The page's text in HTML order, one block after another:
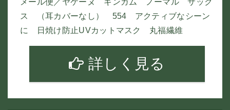
メール便／ヤケーヌ ギンガム ノーマル サック
ス （耳カバーなし） 554 アクティブなシーン
に 日焼け防止UVカットマスク 丸福繊維
詳しく見る